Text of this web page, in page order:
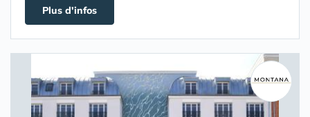
Plus d'infos